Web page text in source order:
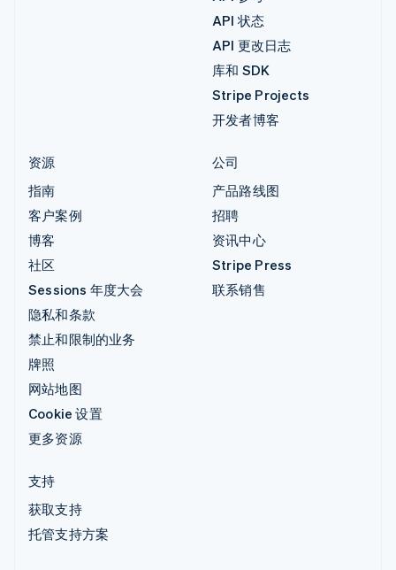
API 状态
API 更改日志
库和 SDK
Stripe Projects
开发者博客
资源
指南
客户案例
博客
社区
Sessions 年度大会
隐私和条款
禁止和限制的业务
牌照
网站地图
Cookie 设置
更多资源
公司
产品路线图
招聘
资讯中心
Stripe Press
联系销售
支持
获取支持
托管支持方案